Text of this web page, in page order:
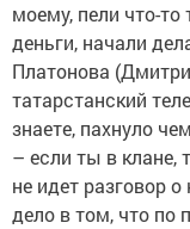
моему, пели что-
деньги, начали
Платонова
татарстанский
знаете, пахнуло
– если ты в
не идет разговор
дело в том, что по